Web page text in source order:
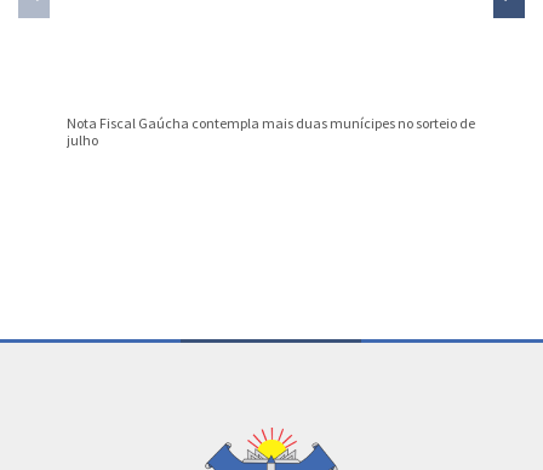
Nota Fiscal Gaúcha contempla mais duas munícipes no sorteio de
julho